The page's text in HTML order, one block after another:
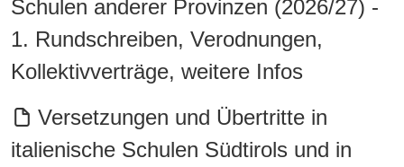
Schulen anderer Provinzen (2026/27) -
1. Rundschreiben, Verodnungen,
Kollektivverträge, weitere Infos
Versetzungen und Übertritte in
italienische Schulen Südtirols und in